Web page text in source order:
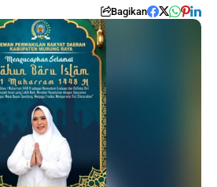
Bagikan